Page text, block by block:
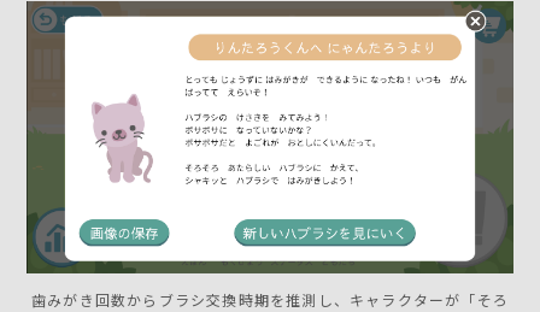
歯みがき回数からブラシ交換時期を推測し、キャラクターが「そろ